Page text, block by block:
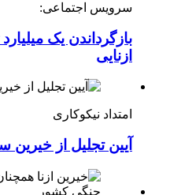
سرویس اجتماعی:
بازگرداندن یک
ازنایی
امتداد نیکوکاری
آیین تجلیل از